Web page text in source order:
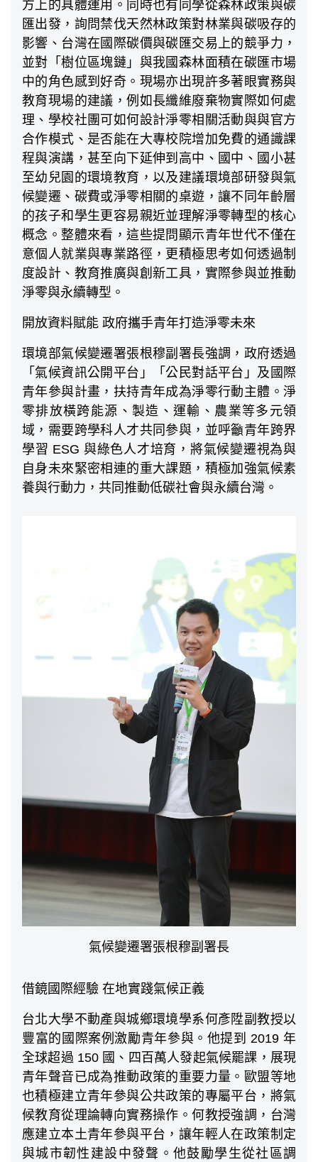
方上的具體運用。同時也有同學從森林政策與碳
匯出發，詢問禁伐天然林政策對林業與碳吸存的
影響、台灣在國際碳價與碳匯交易上的競爭力，
並對「樹位區塊鏈」與我國森林面積在碳匯市場
中的角色感到好奇。現場亦出現許多著眼實務與
教育現場的建議，例如長纖維廢棄物實際如何處
理、學校社團可如何設計淨零相關活動與與官方
合作模式、是否能在大專校院增加免費的通識課
程與演講，甚至向下延伸到高中、國中、國小甚
至幼兒園的環境教育，以及建議環境部研發與氣
候變遷、碳費或淨零相關的桌遊，讓不同年齡層
的孩子和學生更容易親近並理解淨零轉型的核心
概念。整體來看，這些提問顯示青年世代不僅在
意個人就業與專業路徑，更積極思考如何透過制
度設計、教育推廣與創新工具，實際參與並推動
淨零與永續轉型。
開放資料賦能 政府攜手青年打造淨零未來
環境部氣候變遷署張根穆副署長強調，政府透過
「氣候資訊公開平台」「公民對話平台」及國際
青年參與計畫，扶持青年成為淨零行動主體。淨
零排放橫跨能源、製造、運輸、農業等多元領
域，需要跨學科人才共同參與，並呼籲青年跨界
學習 ESG 與綠色人才培育，將氣候變遷視為與
自身未來緊密相連的重大課題，積極加強氣候素
養與行動力，共同推動低碳社會與永續台灣。
氣候變遷署張根穆副署長
借鏡國際經驗 在地實踐氣候正義
台北大學不動產與城鄉環境學系何彥陞副教授以
豐富的國際案例激勵青年參與。他提到 2019 年
全球超過 150 國、四百萬人發起氣候罷課，展現
青年聲音已成為推動政策的重要力量。歐盟等地
也積極建立青年參與公共政策的專屬平台，將氣
候教育從理論轉向實務操作。何教授強調，台灣
應建立本土青年參與平台，讓年輕人在政策制定
與城市韌性建設中發聲。他鼓勵學生從社區調